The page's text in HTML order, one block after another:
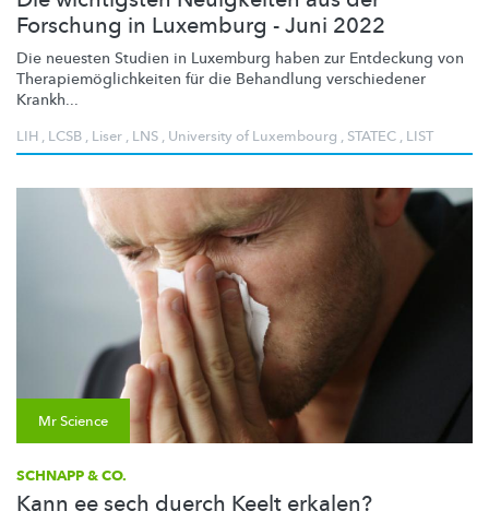
Forschung in Luxemburg - Juni 2022
Die neuesten Studien in Luxemburg haben zur Entdeckung von
Therapiemöglichkeiten für die Behandlung verschiedener
Krankh...
LIH , LCSB , Liser , LNS , University of Luxembourg , STATEC , LIST
Mr Science
SCHNAPP & CO.
Kann ee sech duerch Keelt erkalen?